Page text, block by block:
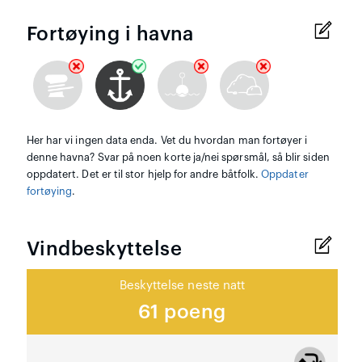
Fortøying i havna
Her har vi ingen data enda. Vet du hvordan man fortøyer i
denne havna? Svar på noen korte ja/nei spørsmål, så blir siden
oppdatert. Det er til stor hjelp for andre båtfolk.Oppdater
fortøying.
Vindbeskyttelse
Beskyttelse neste natt
61 poeng